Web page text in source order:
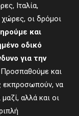
Ιταλία,
χώρες, οι δρόμοι
και
οδικό
για την
και
εκπροσωπούν, να
αλλά και οι